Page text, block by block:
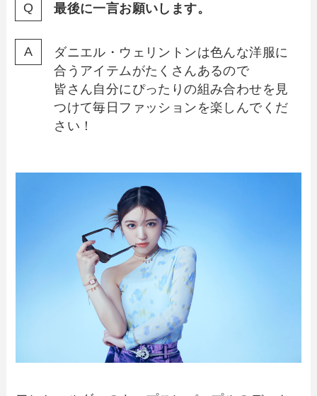
最後に一言お願いします。
ダニエル・ウェリントンは色んな洋服に
合うアイテムがたくさんあるので
皆さん自分にぴったりの組み合わせを見
つけて毎日ファッションを楽しんでくだ
さい！